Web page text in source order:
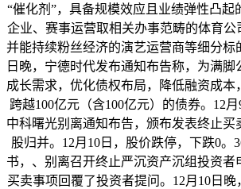
“催化剂”，具备规模效应且业绩弹性凸起
企业、赛事运营取相关办事范畴的体育公
并能持续粉丝经济的演艺运营商等细分标
日晚，宁德时代发布通知布告称，为满脚
成长需求，优化债权布局，降低融资成本
跨越100亿元（含100亿元）的债券。12月
中科曙光别离通知布告，颁布发表终止买
股归并。12月10日，股价跌停，下跌0。
书，、别离召开终止严沉资产沉组投资者
买卖事项回覆了投资者提问。12月10日晚